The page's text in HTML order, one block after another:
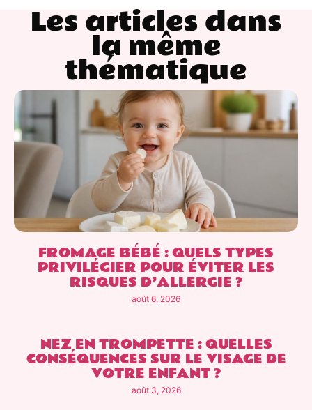
Les articles dans
la même
thématique
FROMAGE BÉBÉ : QUELS TYPES
PRIVILÉGIER POUR ÉVITER LES
RISQUES D’ALLERGIE ?
août 6, 2026
NEZ EN TROMPETTE : QUELLES
CONSÉQUENCES SUR LE VISAGE DE
VOTRE ENFANT ?
août 3, 2026